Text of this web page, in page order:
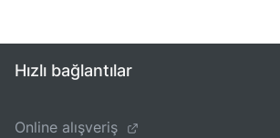
Hızlı bağlantılar
Online alışveriş